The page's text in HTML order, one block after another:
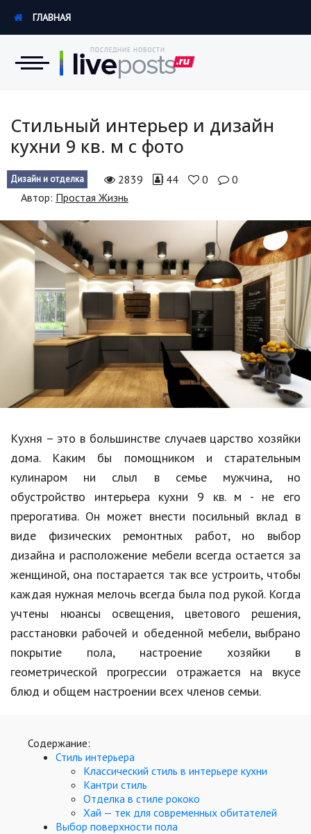
Новости
Экономика
Происшествия
Россия
Наука и техника
Политика
Образование
Авто, мото
Спорт
Знаменитости
Статьи
Обзоры
Рецепты
Красота и здоровье
Hi-Tech. Интернет
Авто, мото
Дом и сад
Спорт и фитнес
Психология и отношения
Творчество и рукоделие
ГЛАВНАЯ
Стильный интерьер и дизайн
кухни 9 кв. м с фото
Дизайн и отделка 2839 44 0
0
Автор: Простая Жизнь
Кухня – это в большинстве случаев царство хозяйки
дома. Каким бы помощником и старательным
кулинаром ни слыл в семье мужчина, но
обустройство интерьера кухни 9 кв. м - не его
прерогатива. Он может внести посильный вклад в
виде физических ремонтных работ, но выбор
дизайна и расположение мебели всегда остается за
женщиной, она постарается так все устроить, чтобы
каждая нужная мелочь всегда была под рукой. Когда
учтены нюансы освещения, цветового решения,
расстановки рабочей и обеденной мебели, выбрано
покрытие пола, настроение хозяйки в
геометрической прогрессии отражается на вкусе
блюд и общем настроении всех членов семьи.
Содержание:
Стиль интерьера
Классический стиль в интерьере кухни
Кантри стиль
Отделка в стиле рококо
Хай — тек для современных обитателей
Выбор поверхности пола